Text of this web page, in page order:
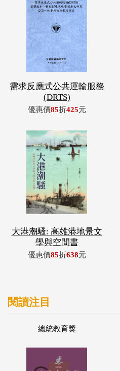
需求反應式公共運輸服務
(DRTS)
優惠價85折425元
大港潮騷: 高雄港地景文
學與空間書
優惠價85折638元
閱讀注目
總統教育獎